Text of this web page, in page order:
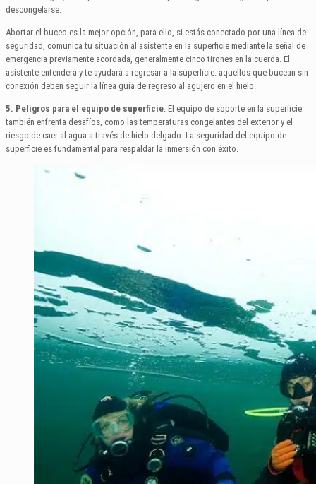
descongelarse.
Abortar el buceo es la mejor opción, para ello, si estás conectado por una línea de
seguridad, comunica tu situación al asistente en la superficie mediante la señal de
emergencia previamente acordada, generalmente cinco tirones en la cuerda. El
asistente entenderá y te ayudará a regresar a la superficie. aquellos que bucean sin
conexión deben seguir la línea guía de regreso al agujero en el hielo.
5. Peligros para el equipo de superficie: El equipo de soporte en la superficie
también enfrenta desafíos, como las temperaturas congelantes del exterior y el
riesgo de caer al agua a través de hielo delgado. La seguridad del equipo de
superficie es fundamental para respaldar la inmersión con éxito.